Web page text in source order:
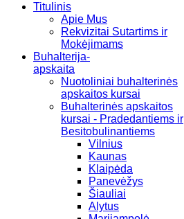
Titulinis
Apie Mus
Rekvizitai Sutartims ir
Mokėjimams
Buhalterija-
apskaita
Nuotoliniai buhalterinės
apskaitos kursai
Buhalterinės apskaitos
kursai - Pradedantiems ir
Besitobulinantiems
Vilnius
Kaunas
Klaipėda
Panevėžys
Šiauliai
Alytus